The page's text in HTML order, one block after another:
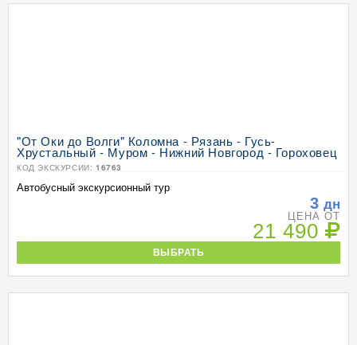
"От Оки до Волги" Коломна - Рязань - Гусь-
Хрустальный - Муром - Нижний Новгород - Гороховец
КОД ЭКСКУРСИИ: 16763
Автобусный экскурсионный тур
3 дн
ЦЕНА ОТ
21 490
ВЫБРАТЬ